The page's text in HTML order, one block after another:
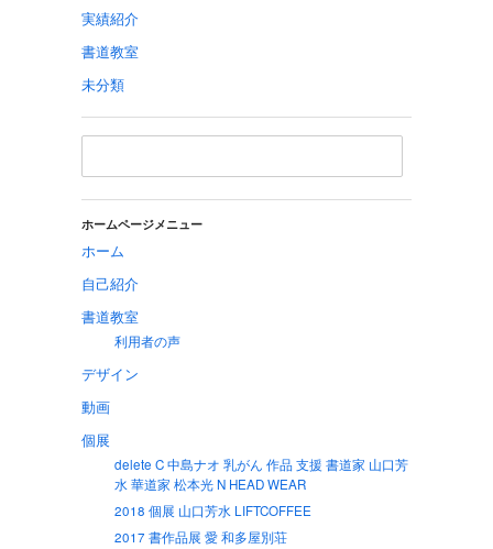
実績紹介
書道教室
未分類
ホームページメニュー
ホーム
自己紹介
書道教室
利用者の声
デザイン
動画
個展
delete C 中島ナオ 乳がん 作品 支援 書道家 山口芳
水 華道家 松本光 N HEAD WEAR
2018 個展 山口芳水 LIFTCOFFEE
2017 書作品展 愛 和多屋別荘